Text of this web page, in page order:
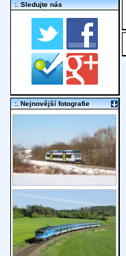
:. Sledujte nás
:. Nejnovější fotografie